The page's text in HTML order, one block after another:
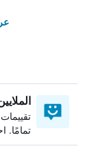
تمامًا.